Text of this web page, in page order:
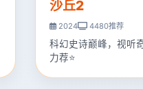
沙丘2
2024 4480推荐
科幻史诗巅峰，视听
力荐⭐